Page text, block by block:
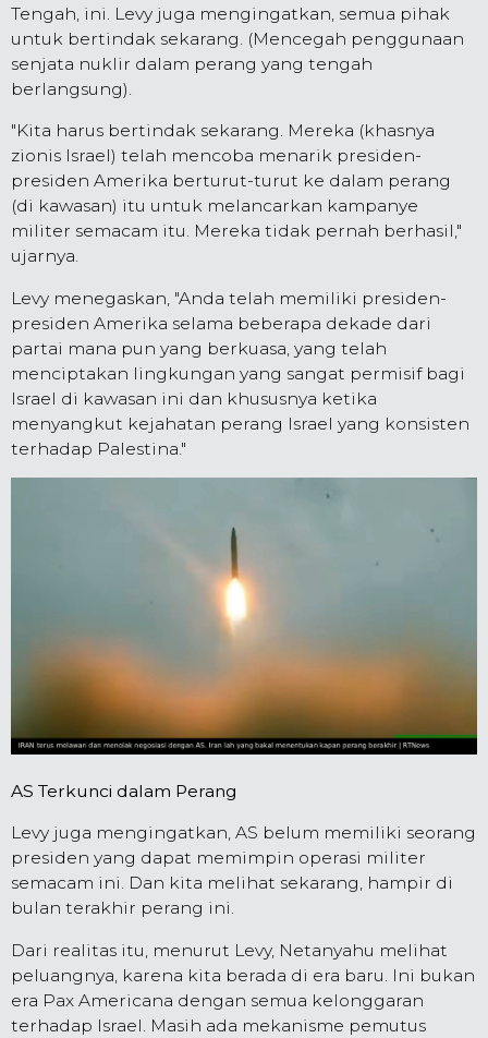
Tengah, ini. Levy juga mengingatkan, semua pihak
untuk bertindak sekarang. (Mencegah penggunaan
senjata nuklir dalam perang yang tengah
berlangsung).
"Kita harus bertindak sekarang. Mereka (khasnya
zionis Israel) telah mencoba menarik presiden-
presiden Amerika berturut-turut ke dalam perang
(di kawasan) itu untuk melancarkan kampanye
militer semacam itu. Mereka tidak pernah berhasil,"
ujarnya.
Levy menegaskan, "Anda telah memiliki presiden-
presiden Amerika selama beberapa dekade dari
partai mana pun yang berkuasa, yang telah
menciptakan lingkungan yang sangat permisif bagi
Israel di kawasan ini dan khususnya ketika
menyangkut kejahatan perang Israel yang konsisten
terhadap Palestina."
AS Terkunci dalam Perang
Levy juga mengingatkan, AS belum memiliki seorang
presiden yang dapat memimpin operasi militer
semacam ini. Dan kita melihat sekarang, hampir di
bulan terakhir perang ini.
Dari realitas itu, menurut Levy, Netanyahu melihat
peluangnya, karena kita berada di era baru. Ini bukan
era Pax Americana dengan semua kelonggaran
terhadap Israel. Masih ada mekanisme pemutus